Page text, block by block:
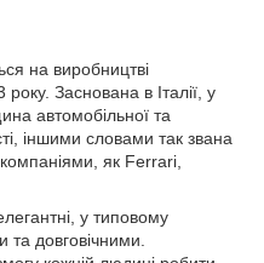
на виробництві
Заснована в Італії, у
автомобільної та
іншими словами так звана
як Ferrari,
у типовому
та довговічними.